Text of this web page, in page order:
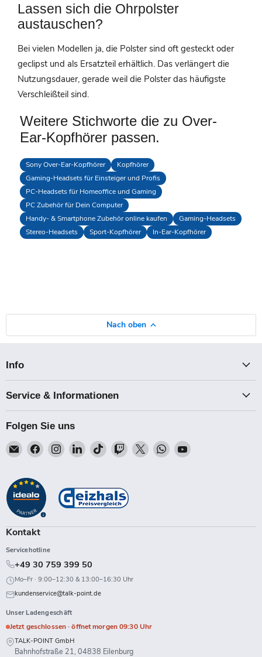
Lassen sich die Ohrpolster
austauschen?
Bei vielen Modellen ja, die Polster sind oft gesteckt oder
geclipst und als Ersatzteil erhältlich. Das verlängert die
Nutzungsdauer, gerade weil die Polster das häufigste
Verschleißteil sind.
Weitere Stichworte die zu Over-
Ear-Kopfhörer passen.
Sony Over-Ear-Kopfhörer
Kopfhörer
Gaming-Headsets für Einsteiger und Profis
PC-Headsets für Homeoffice und Gaming
PC Zubehör für Dein Computer
Handy- & Smartphone Zubehör online kaufen
Gaming-Headsets
Stereo-Headsets
Sport-Kopfhörer In-Ear-Kopfhörer
Nach oben
Info
Service & Informationen
Folgen Sie uns
Email
Talk-
Finden
Sie
auf
Facebook
Finden
Sie
auf
Instagram
Finden
Sie
auf
LinkedIn
Finden
Sie
auf
TikTok
Finden
Sie
Twitch
Finden
Sie
Finden
Sie
Finden
Kontakt
Servicehotline
+49 30 759 399 50
Mo–Fr · 9:00–12:30 & 13:00–16:30 Uhr
kundenservice@talk-point.de
Unser Ladengeschäft
Jetzt geschlossen · öffnet morgen 09:30 Uhr
TALK-POINT GmbH
Bahnhofstraße 21, 04838 Eilenburg